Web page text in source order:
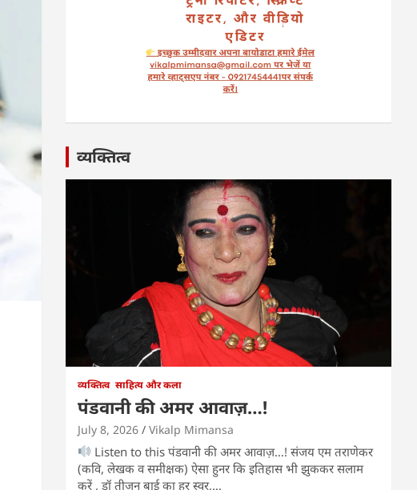
व्यक्तित्व
व्यक्तित्व साहित्य और कला
पंडवानी की अमर आवाज़…!
July 8, 2026 Vikalp Mimansa
Listen to this पंडवानी की अमर आवाज़…! संजय एम तराणेकर
(कवि, लेखक व समीक्षक) ऐसा हुनर कि इतिहास भी झुककर सलाम
करें , डॉ तीजन बाई का हर स्वर,…